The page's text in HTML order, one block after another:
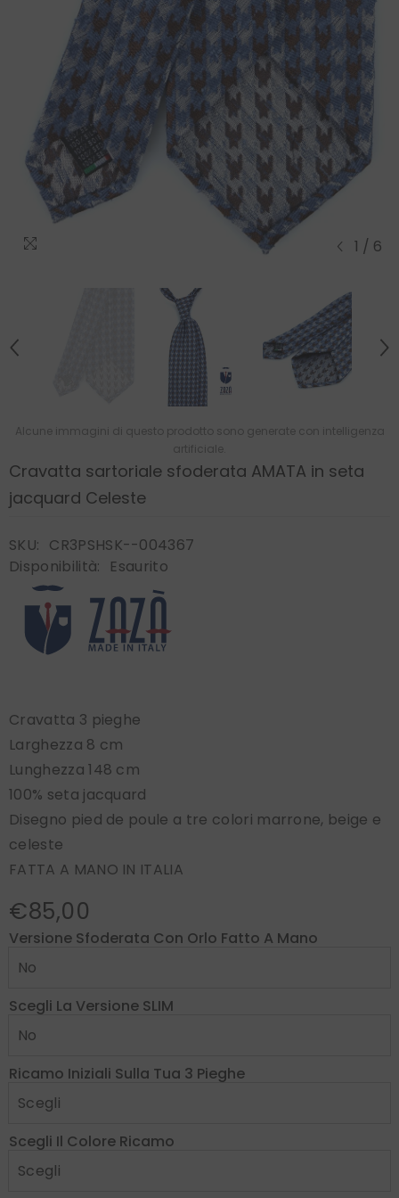
1 / 6
Alcune immagini di questo prodotto sono generate con intelligenza
artificiale.
Cravatta sartoriale sfoderata AMATA in seta
jacquard Celeste
SKU: CR3PSHSK--004367
Disponibilità:
Esaurito
Cravatta 3 pieghe
Larghezza 8 cm
Lunghezza 148 cm
100% seta jacquard
Disegno pied de poule a tre colori marrone, beige e
celeste
FATTA A MANO IN ITALIA
€85,00
Versione Sfoderata Con Orlo Fatto A Mano
Scegli La Versione SLIM
Ricamo Iniziali Sulla Tua 3 Pieghe
Scegli Il Colore Ricamo